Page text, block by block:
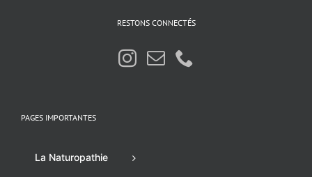
RESTONS CONNECTÉS
PAGES IMPORTANTES
La Naturopathie